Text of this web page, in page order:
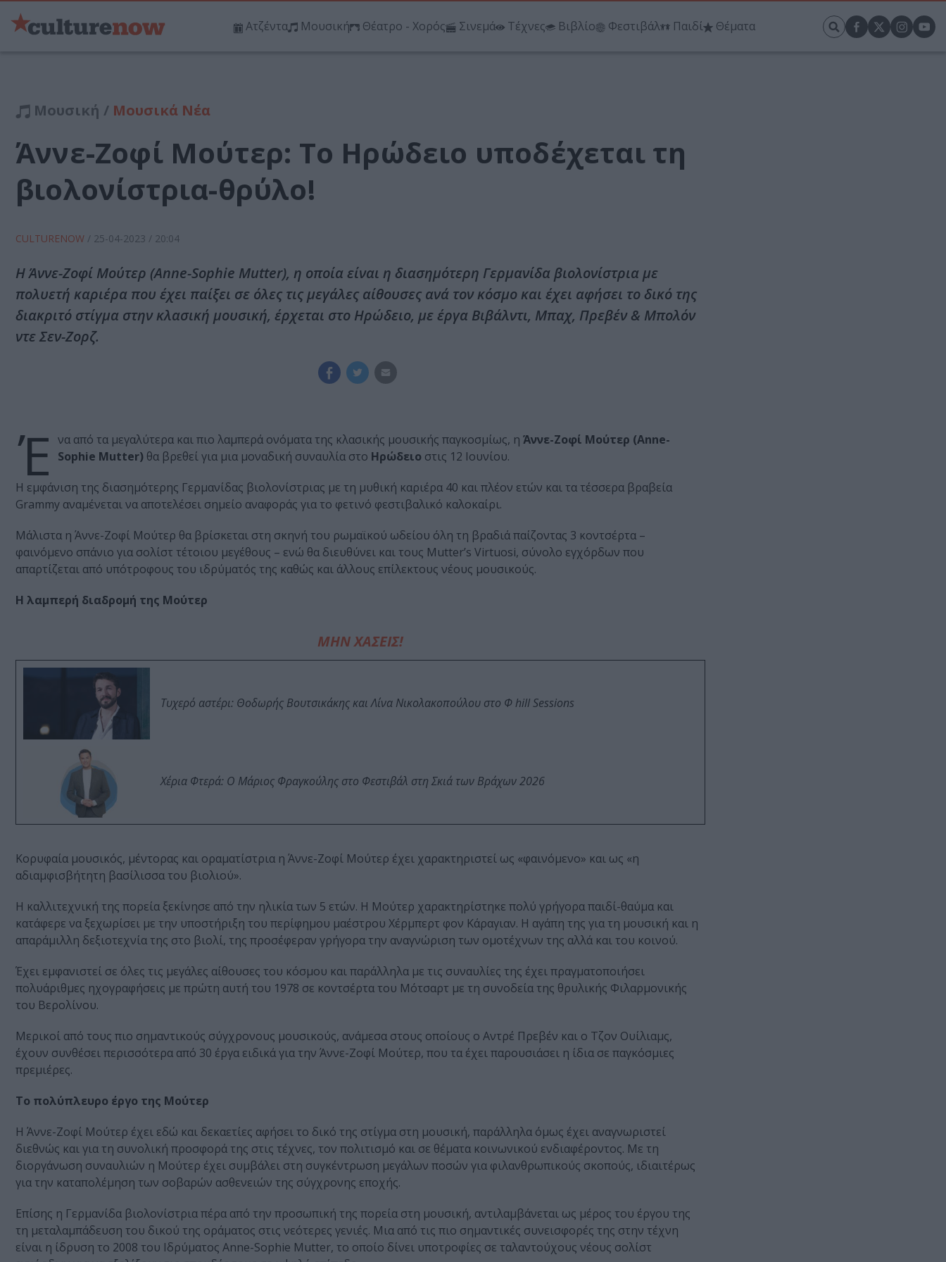
Ατζέντα Μουσική Θέατρο - Χορός Σινεμά Τέχνες Βιβλίο Φεστιβάλ Παιδί Θέματα
Μουσική / Μουσικά Νέα
Άννε-Ζοφί Μούτερ: Το Ηρώδειο υποδέχεται τη
βιολονίστρια-θρύλο!
CULTURENOW / 25-04-2023 / 20:04
Η Άννε-Ζοφί Μούτερ (Anne-Sophie Mutter), η οποία είναι η διασημότερη Γερμανίδα βιολονίστρια με
πολυετή καριέρα που έχει παίξει σε όλες τις μεγάλες αίθουσες ανά τον κόσμο και έχει αφήσει το δικό της
διακριτό στίγμα στην κλασική μουσική, έρχεται στο Ηρώδειο, με έργα Βιβάλντι, Μπαχ, Πρεβέν & Μπολόν
ντε Σεν-Ζορζ.
Έ να από τα μεγαλύτερα και πιο λαμπερά ονόματα της κλασικής μουσικής παγκοσμίως, η Άννε-Ζοφί Μούτερ (Anne-
Sophie Mutter) θα βρεθεί για μια μοναδική συναυλία στο Ηρώδειο στις 12 Ιουνίου.
Η εμφάνιση της διασημότερης Γερμανίδας βιολονίστριας με τη μυθική καριέρα 40 και πλέον ετών και τα τέσσερα βραβεία
Grammy αναμένεται να αποτελέσει σημείο αναφοράς για το φετινό φεστιβαλικό καλοκαίρι.
Μάλιστα η Άννε-Ζοφί Μούτερ θα βρίσκεται στη σκηνή του ρωμαϊκού ωδείου όλη τη βραδιά παίζοντας 3 κοντσέρτα –
φαινόμενο σπάνιο για σολίστ τέτοιου μεγέθους – ενώ θα διευθύνει και τους Mutter’s Virtuosi, σύνολο εγχόρδων που
απαρτίζεται από υπότροφους του ιδρύματός της καθώς και άλλους επίλεκτους νέους μουσικούς.
Η λαμπερή διαδρομή της Μούτερ
ΜΗΝ ΧΑΣΕΙΣ!
Τυχερό αστέρι: Θοδωρής Βουτσικάκης και Λίνα Νικολακοπούλου στο Φ hill Sessions
Χέρια Φτερά: Ο Μάριος Φραγκούλης στο Φεστιβάλ στη Σκιά των Βράχων 2026
Κορυφαία μουσικός, μέντορας και οραματίστρια η Άννε-Ζοφί Μούτερ έχει χαρακτηριστεί ως «φαινόμενο» και ως «η
αδιαμφισβήτητη βασίλισσα του βιολιού».
Η καλλιτεχνική της πορεία ξεκίνησε από την ηλικία των 5 ετών. Η Μούτερ χαρακτηρίστηκε πολύ γρήγορα παιδί-θαύμα και
κατάφερε να ξεχωρίσει με την υποστήριξη του περίφημου μαέστρου Χέρμπερτ φον Κάραγιαν. Η αγάπη της για τη μουσική και η
απαράμιλλη δεξιοτεχνία της στο βιολί, της προσέφεραν γρήγορα την αναγνώριση των ομοτέχνων της αλλά και του κοινού.
Έχει εμφανιστεί σε όλες τις μεγάλες αίθουσες του κόσμου και παράλληλα με τις συναυλίες της έχει πραγματοποιήσει
πολυάριθμες ηχογραφήσεις με πρώτη αυτή του 1978 σε κοντσέρτα του Μότσαρτ με τη συνοδεία της θρυλικής Φιλαρμονικής
του Βερολίνου.
Μερικοί από τους πιο σημαντικούς σύγχρονους μουσικούς, ανάμεσα στους οποίους ο Αντρέ Πρεβέν και ο Τζον Ουίλιαμς,
έχουν συνθέσει περισσότερα από 30 έργα ειδικά για την Άννε-Ζοφί Μούτερ, που τα έχει παρουσιάσει η ίδια σε παγκόσμιες
πρεμιέρες.
Το πολύπλευρο έργο της Μούτερ
Η Άννε-Ζοφί Μούτερ έχει εδώ και δεκαετίες αφήσει το δικό της στίγμα στη μουσική, παράλληλα όμως έχει αναγνωριστεί
διεθνώς και για τη συνολική προσφορά της στις τέχνες, τον πολιτισμό και σε θέματα κοινωνικού ενδιαφέροντος. Με τη
διοργάνωση συναυλιών η Μούτερ έχει συμβάλει στη συγκέντρωση μεγάλων ποσών για φιλανθρωπικούς σκοπούς, ιδιαιτέρως
για την καταπολέμηση των σοβαρών ασθενειών της σύγχρονης εποχής.
Επίσης η Γερμανίδα βιολονίστρια πέρα από την προσωπική της πορεία στη μουσική, αντιλαμβάνεται ως μέρος του έργου της
τη μεταλαμπάδευση του δικού της οράματος στις νεότερες γενιές. Μια από τις πιο σημαντικές συνεισφορές της στην τέχνη
είναι η ίδρυση το 2008 του Ιδρύματος Anne-Sophie Mutter, το οποίο δίνει υποτροφίες σε ταλαντούχους νέους σολίστ